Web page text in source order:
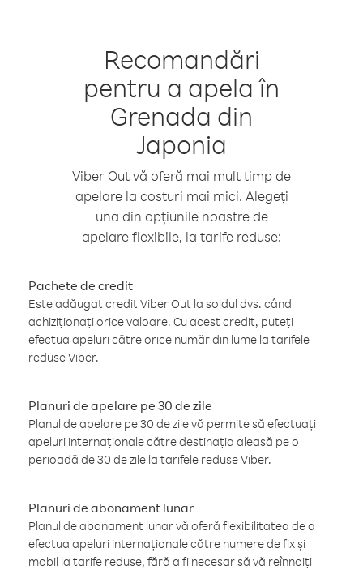
Recomandări
pentru a apela în
Grenada din
Japonia
Viber Out vă oferă mai mult timp de
apelare la costuri mai mici. Alegeți
una din opțiunile noastre de
apelare flexibile, la tarife reduse:
Pachete de credit
Este adăugat credit Viber Out la soldul dvs. când
achiziționați orice valoare. Cu acest credit, puteți
efectua apeluri către orice număr din lume la tarifele
reduse Viber.
Planuri de apelare pe 30 de zile
Planul de apelare pe 30 de zile vă permite să efectuați
apeluri internaționale către destinația aleasă pe o
perioadă de 30 de zile la tarifele reduse Viber.
Planuri de abonament lunar
Planul de abonament lunar vă oferă flexibilitatea de a
efectua apeluri internaționale către numere de fix și
mobil la tarife reduse, fără a fi necesar să vă reînnoiți